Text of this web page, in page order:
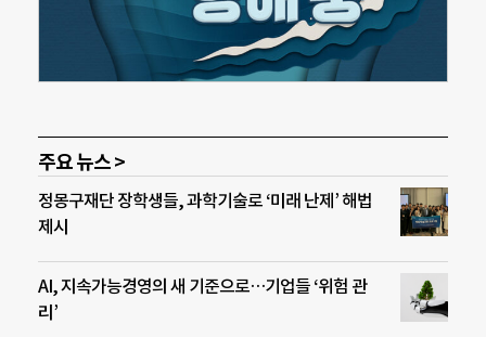
주요 뉴스 >
정몽구재단 장학생들, 과학기술로 ‘미래 난제’ 해법
제시
AI, 지속가능경영의 새 기준으로…기업들 ‘위험 관
리’